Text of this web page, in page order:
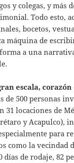
y colegas, y más
Todo esto,
bocetos,
máquina de
a una
escala, corazón
de 500 personas
31 locaciones de
y Acapulco),
para
como la vecindad
días de rodaje, 82